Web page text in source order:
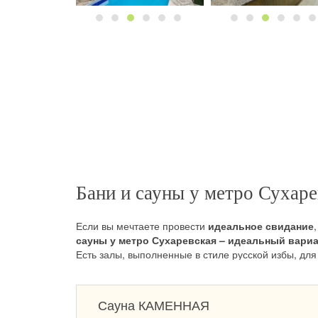
Бани и сауны у метро
Если вы мечтаете провести идеальное свидание
сауны у метро Сухаревская – идеальный
Есть залы, выполненные в стиле русской избы,
приключением.
Сауна КАМЕННАЯ